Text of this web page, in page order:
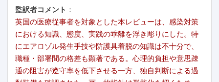
監訳者コメント ：
英国の医療従事者を対象とした本レビューは、感染対策
における知識、態度、実践の乖離を浮き彫りにした。特
にエアロゾル発生手技や防護具着脱の知識は不十分で、
職種・部署間の格差も顕著である。心理的負担や意思疎
通の阻害が遵守率を低下させる一方、独自判断による過